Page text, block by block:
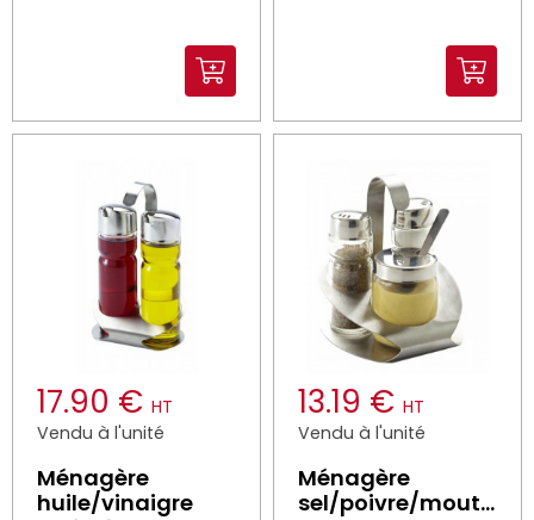
17.90 € HT
Vendu à l'unité
Ménagère
huile/vinaigre
13.19 € HT
Vendu à l'unité
Ménagère
sel/poivre/moutarde